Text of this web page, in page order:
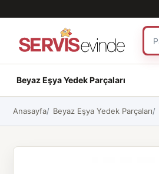
Beyaz Eşya Yedek Parçaları
Anasayfa Beyaz Eşya Yedek Parçaları